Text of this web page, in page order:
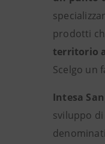
prodotti
territorio
Scelgo un
Intesa
sviluppo